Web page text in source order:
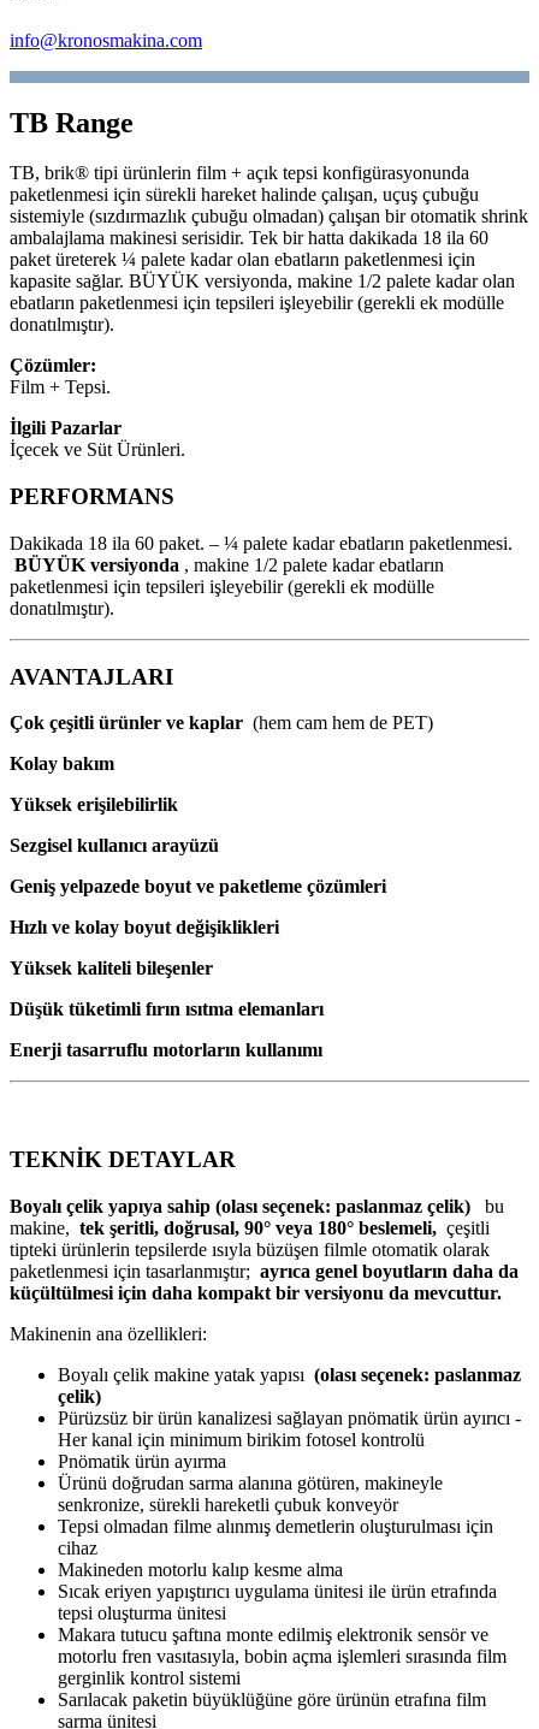
info@kronosmakina.com
TB Range
TB, brik® tipi ürünlerin film + açık tepsi konfigürasyonunda
paketlenmesi için sürekli hareket halinde çalışan, uçuş çubuğu
sistemiyle (sızdırmazlık çubuğu olmadan) çalışan bir otomatik shrink
ambalajlama makinesi serisidir. Tek bir hatta dakikada 18 ila 60
paket üreterek ¼ palete kadar olan ebatların paketlenmesi için
kapasite sağlar. BÜYÜK versiyonda, makine 1/2 palete kadar olan
ebatların paketlenmesi için tepsileri işleyebilir (gerekli ek modülle
donatılmıştır).
Çözümler:
Film + Tepsi.
İlgili Pazarlar
İçecek ve Süt Ürünleri.
PERFORMANS
Dakikada 18 ila 60 paket. – ¼ palete kadar ebatların paketlenmesi.
BÜYÜK versiyonda , makine 1/2 palete kadar ebatların
paketlenmesi için tepsileri işleyebilir (gerekli ek modülle
donatılmıştır).
AVANTAJLARI
Çok çeşitli ürünler ve kaplar (hem cam hem de PET)
Kolay bakım
Yüksek erişilebilirlik
Sezgisel kullanıcı arayüzü
Geniş yelpazede boyut ve paketleme çözümleri
Hızlı ve kolay boyut değişiklikleri
Yüksek kaliteli bileşenler
Düşük tüketimli fırın ısıtma elemanları
Enerji tasarruflu motorların kullanımı
TEKNİK DETAYLAR
Boyalı çelik yapıya sahip (olası seçenek: paslanmaz çelik)
bu
makine, tek şeritli, doğrusal, 90° veya 180° beslemeli, çeşitli
tipteki ürünlerin tepsilerde ısıyla büzüşen filmle otomatik olarak
paketlenmesi için tasarlanmıştır; ayrıca genel boyutların daha da
küçültülmesi için daha kompakt bir versiyonu da mevcuttur.
Makinenin ana özellikleri:
Boyalı çelik makine yatak yapısı (olası seçenek: paslanmaz
çelik)
Pürüzsüz bir ürün kanalizesi sağlayan pnömatik ürün ayırıcı -
Her kanal için minimum birikim fotosel kontrolü
Pnömatik ürün ayırma
Ürünü doğrudan sarma alanına götüren, makineyle
senkronize, sürekli hareketli çubuk konveyör
Tepsi olmadan filme alınmış demetlerin oluşturulması için
cihaz
Makineden motorlu kalıp kesme alma
Sıcak eriyen yapıştırıcı uygulama ünitesi ile ürün etrafında
tepsi oluşturma ünitesi
Makara tutucu şaftına monte edilmiş elektronik sensör ve
motorlu fren vasıtasıyla, bobin açma işlemleri sırasında film
gerginlik kontrol sistemi
Sarılacak paketin büyüklüğüne göre ürünün etrafına film
sarma ünitesi